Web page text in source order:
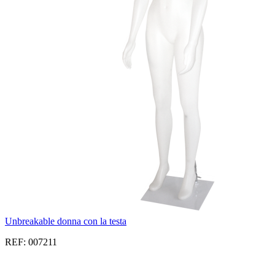
Unbreakable donna con la testa
REF: 007211